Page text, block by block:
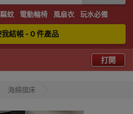
蚊 電動輪椅 風扇衣 玩水必備
結帳 - 0 件產品
打開
海綿摺床